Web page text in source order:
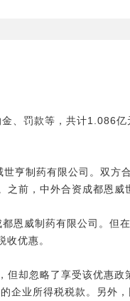
、罚款等，共计1.086
亨制药有限公司。双方
前，中外合资成都恩威
威制药有限公司。但
优惠。
却忽略了享受该优惠政
企业所得税税款。另外